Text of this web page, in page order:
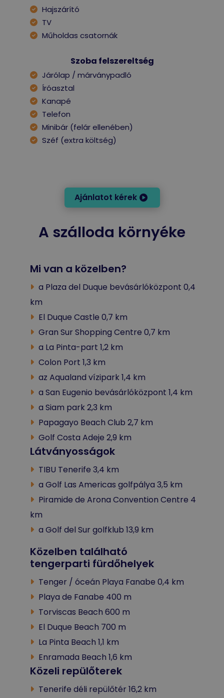
Hajszárító
TV
Műholdas csatornák
Szoba felszereltség
Járólap / márványpadló
Íróasztal
Kanapé
Telefon
Minibár (felár ellenében)
Széf (extra költség)
Ajánlatot kérek
A szálloda környéke
Mi van a közelben?
a Plaza del Duque bevásárlóközpont 0,4
km
El Duque Castle 0,7 km
Gran Sur Shopping Centre 0,7 km
a La Pinta-part 1,2 km
Colon Port 1,3 km
az Aqualand vízipark 1,4 km
a San Eugenio bevásárlóközpont 1,4 km
a Siam park 2,3 km
Papagayo Beach Club 2,7 km
Golf Costa Adeje 2,9 km
Látványosságok
TIBU Tenerife 3,4 km
a Golf Las Americas golfpálya 3,5 km
Piramide de Arona Convention Centre 4
km
a Golf del Sur golfklub 13,9 km
Közelben található
tengerparti fürdőhelyek
Tenger / óceán Playa Fanabe 0,4 km
Playa de Fanabe 400 m
Torviscas Beach 600 m
El Duque Beach 700 m
La Pinta Beach 1,1 km
Enramada Beach 1,6 km
Közeli repülőterek
Tenerife déli repülőtér 16,2 km